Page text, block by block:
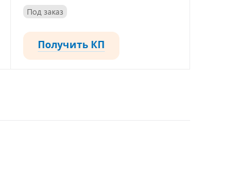
Под заказ
Получить КП